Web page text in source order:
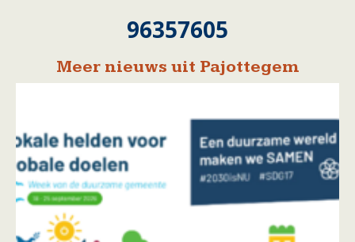
96357605
Meer nieuws uit Pajottegem